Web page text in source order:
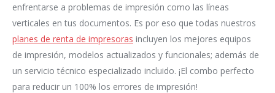
enfrentarse a problemas de impresión como las líneas
verticales en tus documentos. Es por eso que todas nuestros
planes de renta de impresoras incluyen los mejores equipos
de impresión, modelos actualizados y funcionales; además de
un servicio técnico especializado incluido. ¡El combo perfecto
para reducir un 100% los errores de impresión!